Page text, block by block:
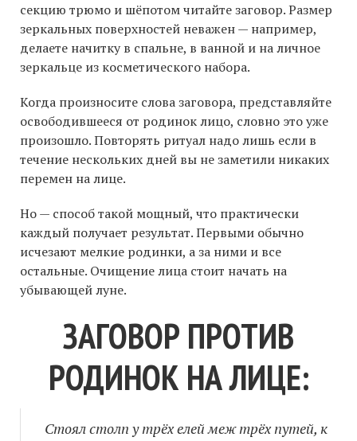
секцию трюмо и шёпотом читайте заговор. Размер
зеркальных поверхностей неважен — например,
делаете начитку в спальне, в ванной и на личное
зеркальце из косметического набора.
Когда произносите слова заговора, представляйте
освободившееся от родинок лицо, словно это уже
произошло. Повторять ритуал надо лишь если в
течение нескольких дней вы не заметили никаких
перемен на лице.
Но — способ такой мощный, что практически
каждый получает результат. Первыми обычно
исчезают мелкие родинки, а за ними и все
остальные. Очищение лица стоит начать на
убывающей луне.
ЗАГОВОР ПРОТИВ
РОДИНОК НА ЛИЦЕ:
Стоял столп у трёх елей меж трёх путей, к